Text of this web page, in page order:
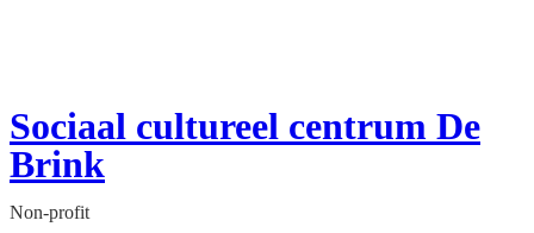
Sociaal cultureel centrum De
Brink
Non-profit